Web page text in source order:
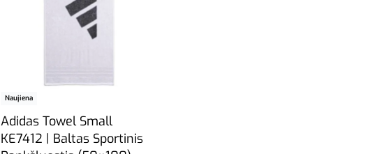
Naujiena
Adidas Towel Small
KE7412 | Baltas Sportinis